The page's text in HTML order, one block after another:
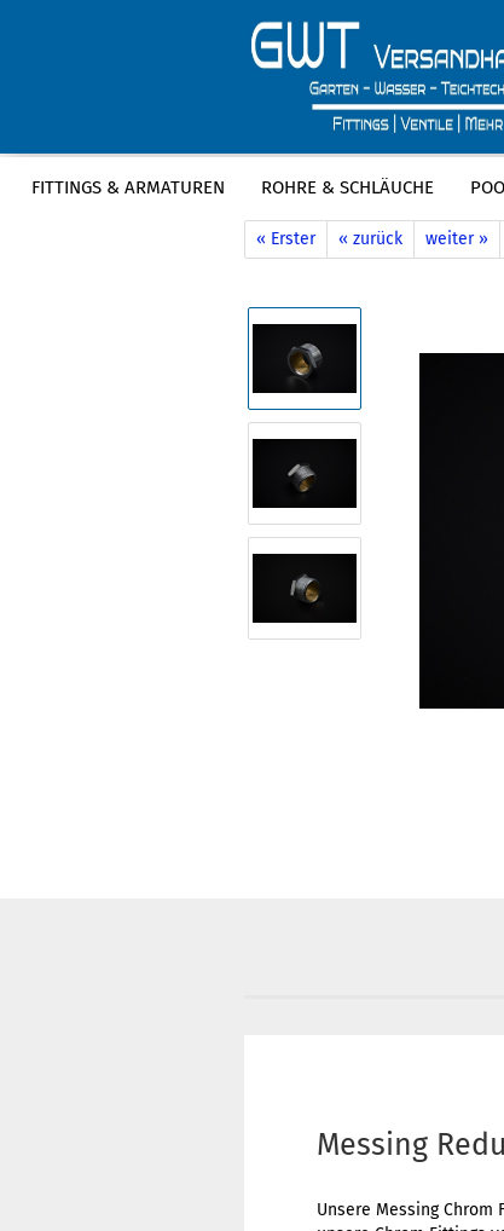
FITTINGS & ARMATUREN ROHRE & SCHLÄUCHE
Startseite » Neue Produkte »
« Erster « zurück weiter »
Messing
Unsere Messing